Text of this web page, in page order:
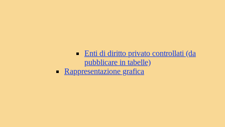
Enti di diritto privato controllati (da
pubblicare in tabelle)
Rappresentazione grafica